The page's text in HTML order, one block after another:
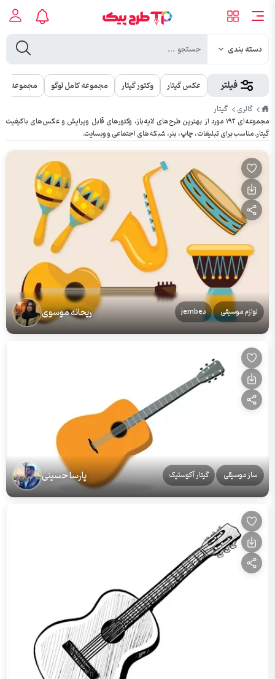
دسته بندی
فیلتر عکس گیتار وکتور گیتار مجموعه کامل لوگو
مجموعه
طرح
پیک
گالری گیتار
مجموعه‌ای ۱۹۲ مورد از بهترین طرح‌های لایه‌باز، وکتورهای قابل ویرایش و عکس‌های باکیفیت
گیتار. مناسب برای تبلیغات، چاپ، بنر، شبکه‌های اجتماعی و وبسایت.
لوازم موسیقی دjembe ریحانه موسوی
ساز موسیقی گیتار آکوستیک پارسا حسینی